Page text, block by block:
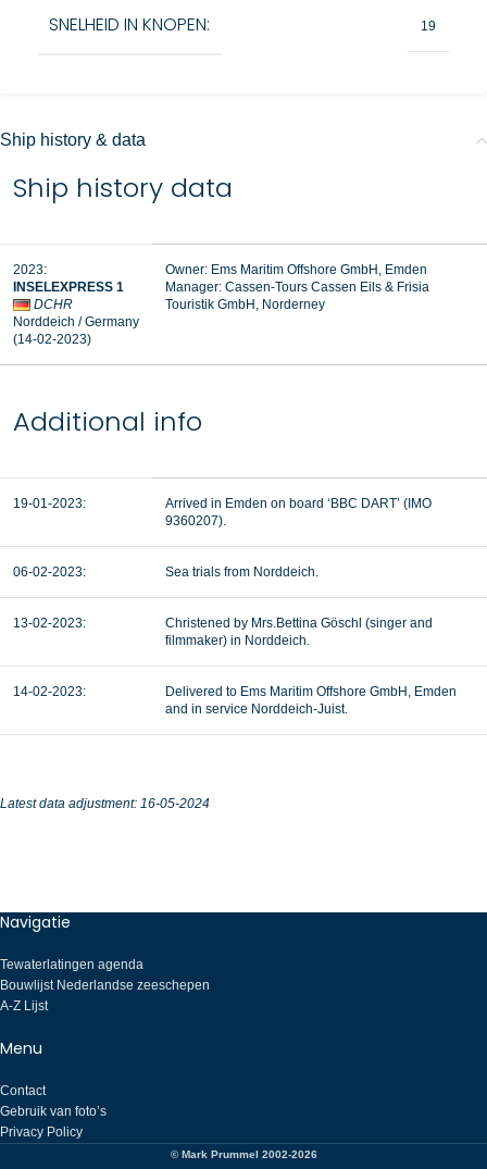
SNELHEID IN KNOPEN: 19
Ship history & data
Ship history data
2023:
INSELEXPRESS 1
DCHR
Norddeich / Germany
(14-02-2023)
Owner: Ems Maritim Offshore GmbH, Emden
Manager: Cassen-Tours Cassen Eils & Frisia
Touristik GmbH, Norderney
Additional info
19-01-2023:
Arrived in Emden on board ‘BBC DART’ (IMO
9360207).
06-02-2023: Sea trials from Norddeich.
13-02-2023: Christened by Mrs.Bettina Göschl (singer and
filmmaker) in Norddeich.
14-02-2023: Delivered to Ems Maritim Offshore GmbH, Emden
and in service Norddeich-Juist.
Latest data adjustment: 16-05-2024
Navigatie
Tewaterlatingen agenda
Bouwlijst Nederlandse zeeschepen
A-Z Lijst
Menu
Contact
Gebruik van foto’s
Privacy Policy
© Mark Prummel 2002-2026